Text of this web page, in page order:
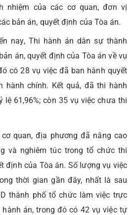
nhiệm của các cơ quan, đơn vị
bản án, quyết định của Tòa án.
nay, Thi hành án dân sự thành
án, quyết định của Tòa án về vụ
có 28 vụ việc đã ban hành quyết
hành chính. Kết quả, đã thi hành
lệ 61,96%; còn 35 vụ việc chưa thi
quan, địa phương đã nâng cao
và nghiêm túc trong tổ chức thi
định của Tòa án. Số lượng vụ việc
thời gian gần đây, nhất là sau
thành phố tổ chức làm việc trực
án, trong đó có 42 vụ việc tự